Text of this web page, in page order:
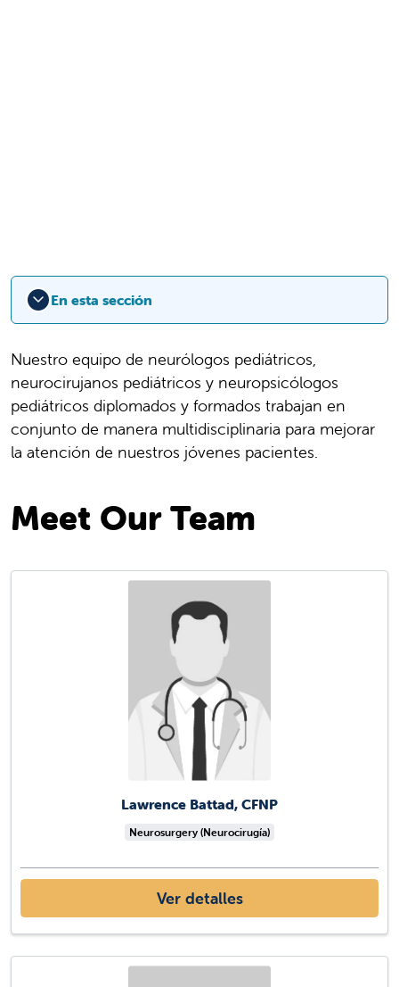
En esta sección
Nuestro equipo de neurólogos pediátricos,
neurocirujanos pediátricos y neuropsicólogos
pediátricos diplomados y formados trabajan en
conjunto de manera multidisciplinaria para mejorar
la atención de nuestros jóvenes pacientes.
Lawrence Battad, CFNP
Neurosurgery (Neurocirugía)
Ver detalles